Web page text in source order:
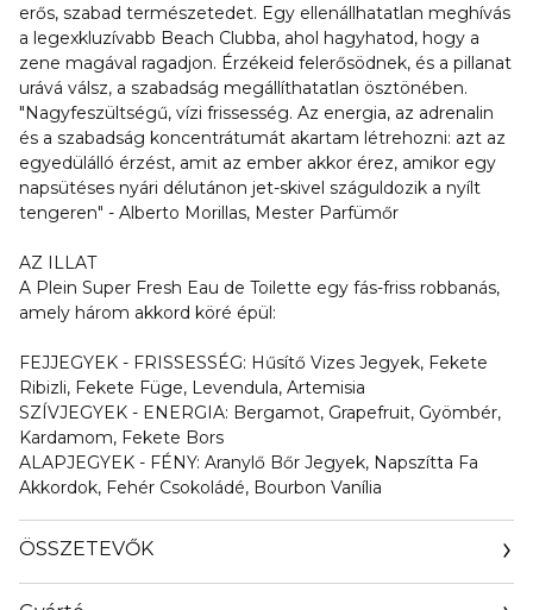
erős, szabad természetedet. Egy ellenállhatatlan meghívás
a legexkluzívabb Beach Clubba, ahol hagyhatod, hogy a
zene magával ragadjon. Érzékeid felerősödnek, és a pillanat
urává válsz, a szabadság megállíthatatlan ösztönében.
"Nagyfeszültségű, vízi frissesség. Az energia, az adrenalin
és a szabadság koncentrátumát akartam létrehozni: azt az
egyedülálló érzést, amit az ember akkor érez, amikor egy
napsütéses nyári délutánon jet-skivel száguldozik a nyílt
tengeren" - Alberto Morillas, Mester Parfümőr
AZ ILLAT
A Plein Super Fresh Eau de Toilette egy fás-friss robbanás,
amely három akkord köré épül:
FEJJEGYEK - FRISSESSÉG: Hűsítő Vizes Jegyek, Fekete
Ribizli, Fekete Füge, Levendula, Artemisia
SZÍVJEGYEK - ENERGIA: Bergamot, Grapefruit, Gyömbér,
Kardamom, Fekete Bors
ALAPJEGYEK - FÉNY: Aranylő Bőr Jegyek, Napszítta Fa
Akkordok, Fehér Csokoládé, Bourbon Vanília
ÖSSZETEVŐK